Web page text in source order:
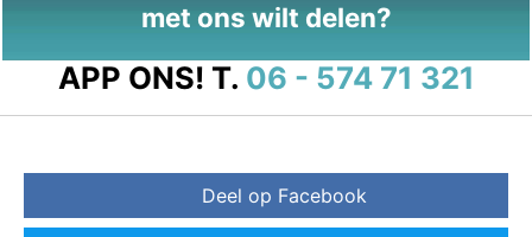
met ons wilt delen?
APP ONS! T. 06 - 574 71 321
Deel op Facebook